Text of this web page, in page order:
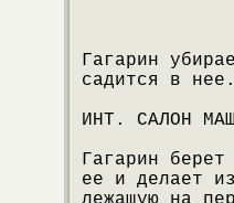
Гагарин
садится в
ИНТ. САЛОН
Гагарин
ее и делает